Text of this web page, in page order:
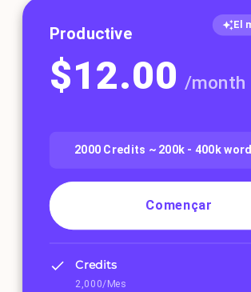
El
Productive
$12.00 /month
2000 Credits ~ 200k - 400k
Començar
Credits
2,000/Mes